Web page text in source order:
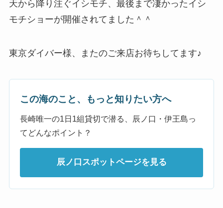
天から降り注ぐイシモチ、最後まで凄かったイシ
モチショーが開催されてました＾＾
東京ダイバー様、またのご来店お待ちしてます♪
この海のこと、もっと知りたい方へ
長崎唯一の1日1組貸切で潜る、辰ノ口・伊王島っ
てどんなポイント？
辰ノ口スポットページを見る